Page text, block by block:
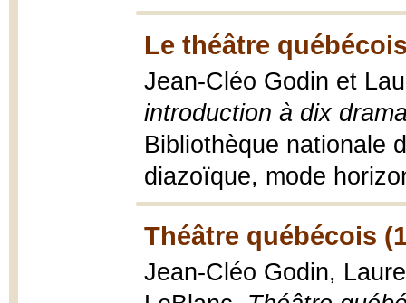
Le théâtre
Jean-Cléo Godin et
introduction à dix
Bibliothèque nationale
diazoïque, mode
Théâtre québécois
Jean-Cléo Godin,